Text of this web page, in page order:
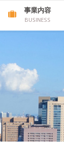
事業内容
BUSINESS